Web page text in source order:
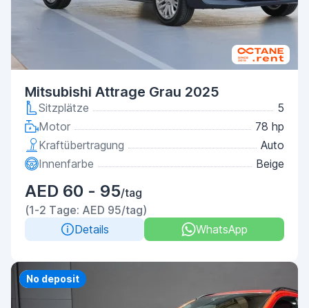
Mitsubishi Attrage Grau 2025
Sitzplätze
5
Motor
78 hp
Kraftübertragung
Auto
Innenfarbe
Beige
AED 60 - 95/tag
(1-2 Tage: AED 95/tag)
Details
WhatsApp
Priority
No deposit